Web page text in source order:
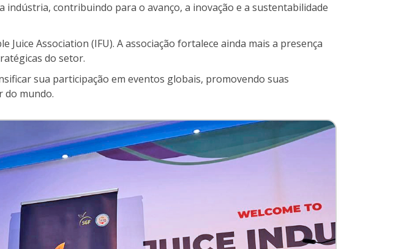
contribuindo para o avanço, a inovação e a sustentabilidade
Association (IFU). A associação fortalece ainda mais a presença
do setor.
sua participação em eventos globais, promovendo suas
do mundo.